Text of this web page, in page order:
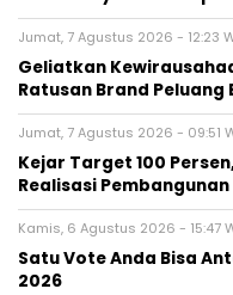
Jumat, 7 Agustus 2026 - 12:23
‎Geliatkan
Ratusan Brand Peluang
Jumat, 7 Agustus 2026 - 09:51
Kejar Target 100
Realisasi Pembangunan
Kamis, 6 Agustus 2026 - 15:47
Satu Vote Anda Bisa
2026